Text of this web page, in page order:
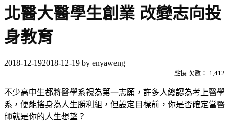
北醫大醫學生創業 改變志向投
身教育
2018-12-192018-12-19 by enyaweng
點閱次數： 1,412
不少高中生都將醫學系視為第一志願，許多人總認為考上醫學
系，便能搖身為人生勝利組，但設定目標前，你是否確定當醫
師就是你的人生想望？